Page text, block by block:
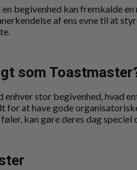
begivenhed kan fremkalde
af ens evne til at
som
enhver stor begivenhed, hvad
for at have gode
kan gøre deres dag speciel